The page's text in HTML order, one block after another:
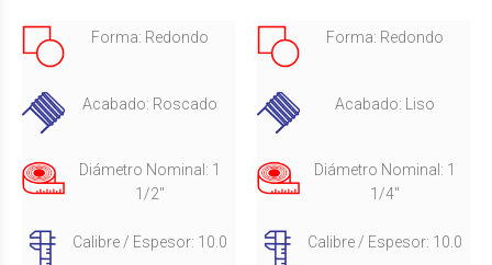
Forma: Redondo
Acabado: Roscado
Diámetro Nominal: 1
1/2"
Calibre / Espesor: 10.0
Forma: Redondo
Acabado: Liso
Diámetro Nominal: 1
1/4"
Calibre / Espesor: 10.0